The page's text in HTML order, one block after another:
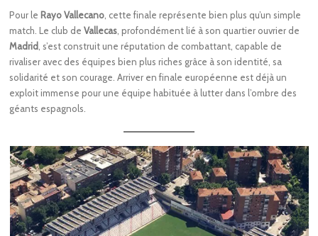
Pour le Rayo Vallecano , cette finale représente bien plus qu’un simple
match. Le club deVallecas , profondément lié à son quartier ouvrier de
Madrid , s’est construit une réputation de combattant, capable de
rivaliser avec des équipes bien plus riches grâce à son identité, sa
solidarité et son courage. Arriver en finale européenne est déjà un
exploit immense pour une équipe habituée à lutter dans l’ombre des
géants espagnols.